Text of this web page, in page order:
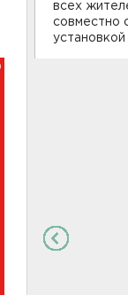
всех
совместно
установкой